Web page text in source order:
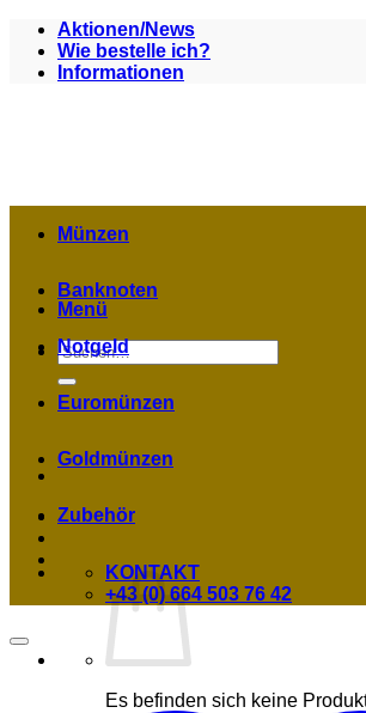
Zum
Inhalt
springen
Aktionen/News
Wie bestelle ich?
Informationen
Menü
Suchen
nach:
Es befinden sich keine
Münzen
Banknoten
Notgeld
Euromünzen
Goldmünzen
Zubehör
KONTAKT
+43 (0) 664 503 76 42